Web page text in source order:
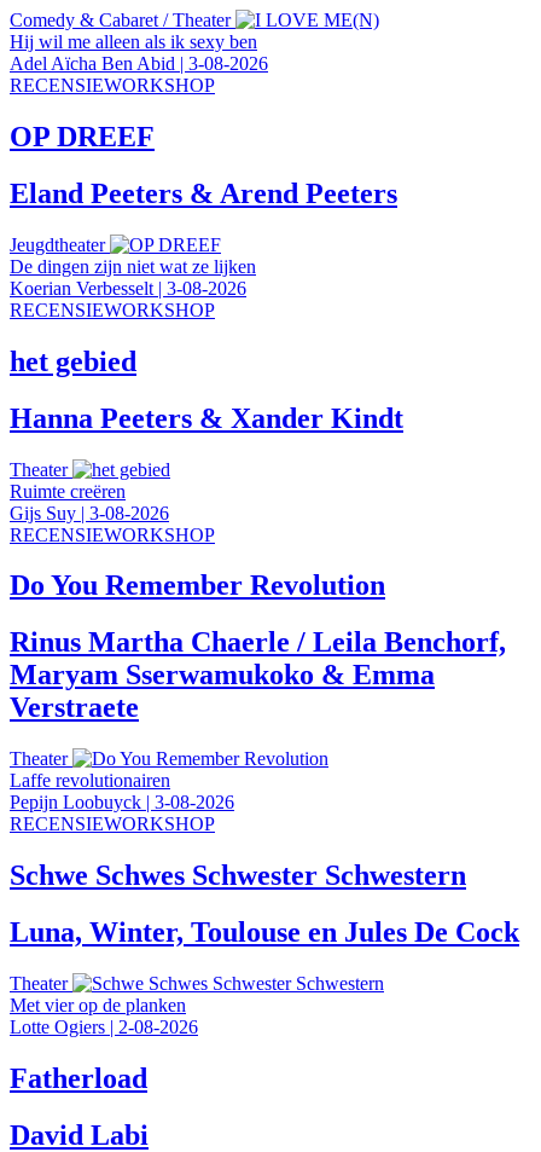
Comedy & Cabaret /Theater
Hij wil me alleen als ik sexy ben
Adel Aïcha Ben Abid | 3-08-2026
RECENSIEWORKSHOP
OP DREEF
Eland Peeters & Arend Peeters
Jeugdtheater
De dingen zijn niet wat ze lijken
Koerian Verbesselt | 3-08-2026
RECENSIEWORKSHOP
het gebied
Hanna Peeters & Xander Kindt
Theater
Ruimte creëren
Gijs Suy | 3-08-2026
RECENSIEWORKSHOP
Do You Remember Revolution
Rinus Martha Chaerle / Leila Benchorf,
Maryam Sserwamukoko & Emma
Verstraete
Theater
Laffe revolutionairen
Pepijn Loobuyck | 3-08-2026
RECENSIEWORKSHOP
Schwe Schwes Schwester Schwestern
Luna, Winter, Toulouse en Jules De Cock
Theater
Met vier op de planken
Lotte Ogiers | 2-08-2026
Fatherload
David Labi